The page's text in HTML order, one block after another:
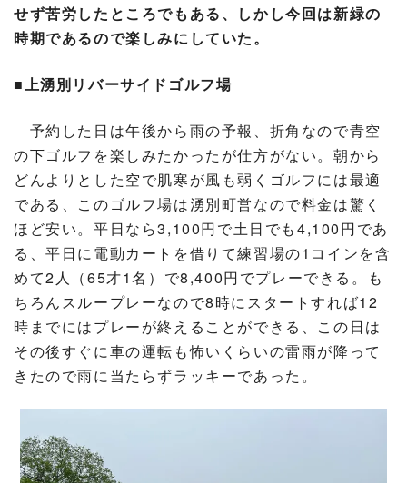
せず苦労したところでもある、しかし今回は新緑の
時期であるので楽しみにしていた。
■上湧別リバーサイドゴルフ場
予約した日は午後から雨の予報、折角なので青空
の下ゴルフを楽しみたかったが仕方がない。朝から
どんよりとした空で肌寒が風も弱くゴルフには最適
である、このゴルフ場は湧別町営なので料金は驚く
ほど安い。平日なら3,100円で土日でも4,100円であ
る、平日に電動カートを借りて練習場の1コインを含
めて2人（65才1名）で8,400円でプレーできる。も
ちろんスループレーなので8時にスタートすれば12
時までにはプレーが終えることができる、この日は
その後すぐに車の運転も怖いくらいの雷雨が降って
きたので雨に当たらずラッキーであった。